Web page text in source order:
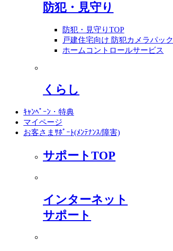
防犯・見守り
防犯・見守りTOP
戸建住宅向け 防犯カメラパック
ホームコントロールサービス
くらし
ｷｬﾝﾍﾟｰﾝ・特典
マイページ
お客さまｻﾎﾟｰﾄ(ﾒﾝﾃﾅﾝｽ/障害)
サポートTOP
インターネット
サポート